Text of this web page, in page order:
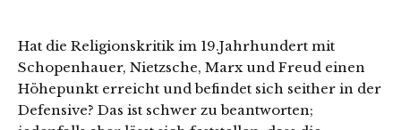
Hat die Religionskritik im 19.Jahrhundert mit
Schopenhauer, Nietzsche, Marx und Freud einen
Höhepunkt erreicht und befindet sich seither in der
Defensive? Das ist schwer zu beantworten;